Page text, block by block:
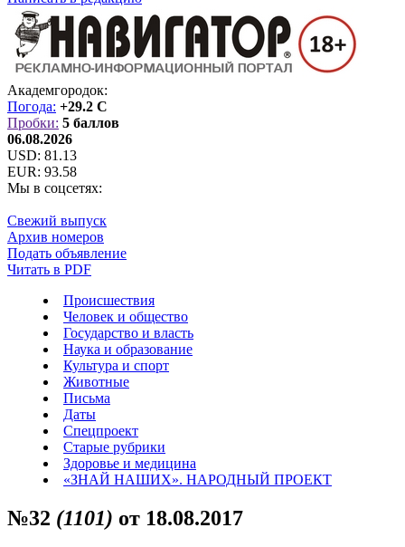
Академгородок:
Погода: +29.2 C
Пробки: 5 баллов
06.08.2026
USD: 81.13
EUR: 93.58
Мы в соцсетях:
Свежий выпуск
Архив номеров
Подать объявление
Читать в PDF
Происшествия
Человек и общество
Государство и власть
Наука и образование
Культура и спорт
Животные
Письма
Даты
Спецпроект
Старые рубрики
Здоровье и медицина
«ЗНАЙ НАШИХ». НАРОДНЫЙ ПРОЕКТ
№32 (1101) от 18.08.2017